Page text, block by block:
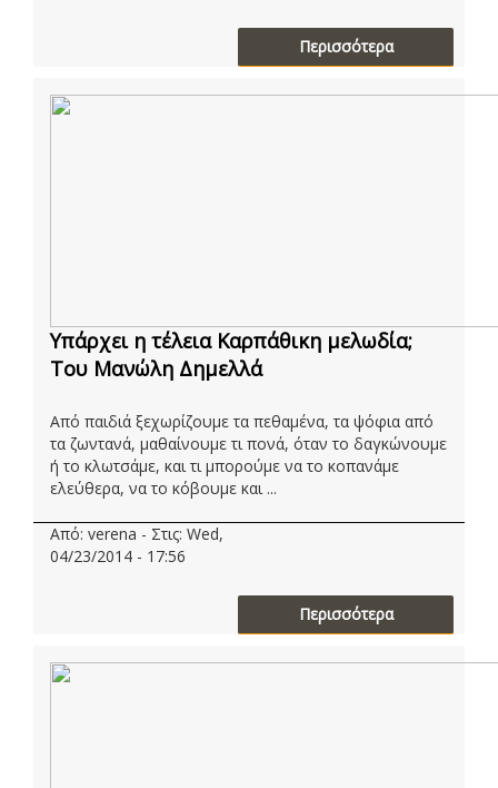
Περισσότερα
Υπάρχει η τέλεια Καρπάθικη μελωδία;
Tου Μανώλη Δημελλά
Από παιδιά ξεχωρίζουμε τα πεθαμένα, τα ψόφια από
τα ζωντανά, μαθαίνουμε τι πονά, όταν το δαγκώνουμε
ή το κλωτσάμε, και τι μπορούμε να το κοπανάμε
ελεύθερα, να το κόβουμε και ...
Από: verena - Στις: Wed,
04/23/2014 - 17:56
Περισσότερα